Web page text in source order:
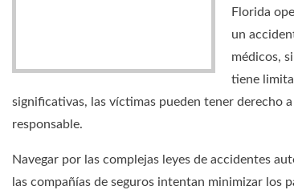
Florida
un
médicos,
tiene
significativas, las víctimas pueden tener derecho
responsable.
Navegar por las complejas leyes de accidentes
las compañías de seguros intentan minimizar los